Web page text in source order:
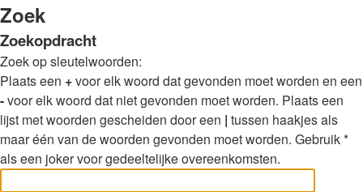
Zoek
Zoekopdracht
Zoek op sleutelwoorden:
Plaats een +voor elk woord dat gevonden moet worden en een
-voor elk woord dat niet gevonden moet worden. Plaats een
lijst met woorden gescheiden door een | tussen haakjes als
maar één van de woorden gevonden moet worden. Gebruik *
als een joker voor gedeeltelijke overeenkomsten.